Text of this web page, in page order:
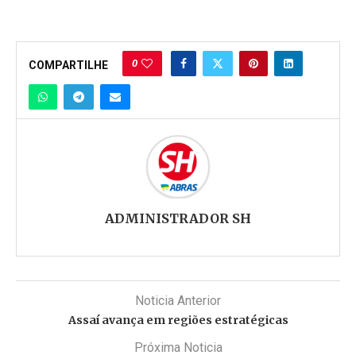
COMPARTILHE 0
ADMINISTRADOR SH
Noticia Anterior
Assaí avança em regiões estratégicas
Próxima Noticia